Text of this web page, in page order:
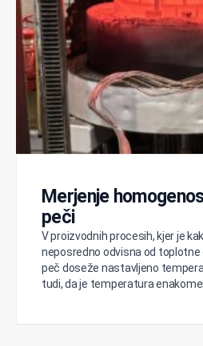
Merjenje
peči
V proizvodnih procesih, kjer je
neposredno odvisna od toplotne
peč doseže nastavljeno
tudi, da je temperatura